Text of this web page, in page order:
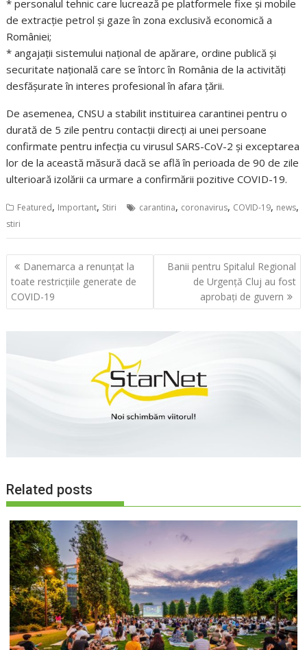
* personalul tehnic care lucrează pe platformele fixe şi mobile
de extracţie petrol şi gaze în zona exclusivă economică a
României;
* angajaţii sistemului naţional de apărare, ordine publică şi
securitate naţională care se întorc în România de la activităţi
desfăşurate în interes profesional în afara ţării.
De asemenea, CNSU a stabilit instituirea carantinei pentru o
durată de 5 zile pentru contacţii direcţi ai unei persoane
confirmate pentru infecţia cu virusul SARS-CoV-2 şi exceptarea
lor de la această măsură dacă se află în perioada de 90 de zile
ulterioară izolării ca urmare a confirmării pozitive COVID-19.
Featured, Important, Stiri carantina, coronavirus, COVID-19, news,
stiri
Navigare
în
articole
Danemarca a renunțat la
toate restricțiile generate de
COVID-19
Banii pentru Spitalul Regional
de Urgență Cluj au fost
aprobați de guvern
Related posts